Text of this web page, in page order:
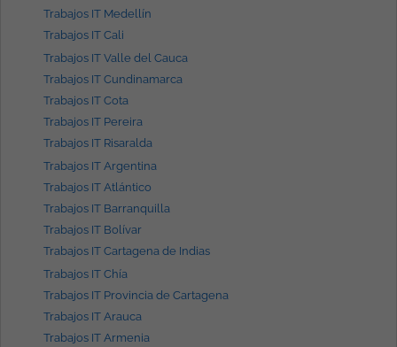
Trabajos IT Medellín
Trabajos IT Cali
Trabajos IT Valle del Cauca
Trabajos IT Cundinamarca
Trabajos IT Cota
Trabajos IT Pereira
Trabajos IT Risaralda
Trabajos IT Argentina
Trabajos IT Atlántico
Trabajos IT Barranquilla
Trabajos IT Bolívar
Trabajos IT Cartagena de Indias
Trabajos IT Chía
Trabajos IT Provincia de Cartagena
Trabajos IT Arauca
Trabajos IT Armenia